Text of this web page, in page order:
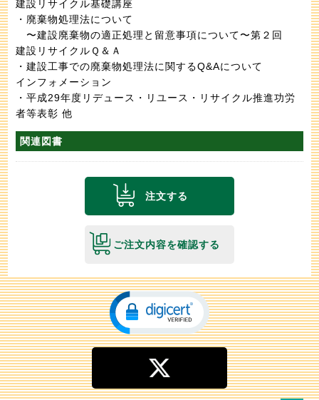
建設リサイクル基礎講座
・廃棄物処理法について
〜建設廃棄物の適正処理と留意事項について〜第２回
建設リサイクルＱ＆Ａ
・建設工事での廃棄物処理法に関するQ&Aについて
インフォメーション
・平成29年度リデュース・リユース・リサイクル推進功労
者等表彰 他
関連図書
注文する
ご注文内容を確認する